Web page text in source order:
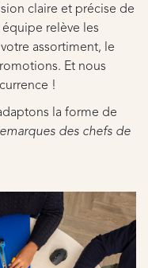
claire et précise de
relève les
assortiment, le
Et nous
!
la forme de
des chefs de